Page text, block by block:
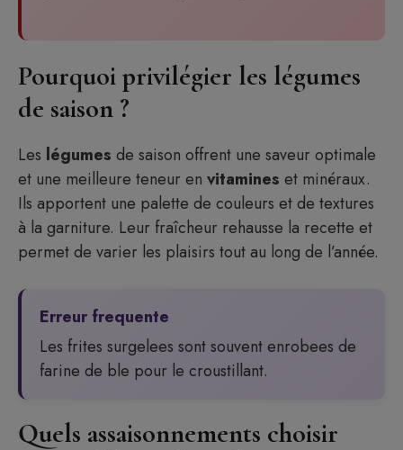
Pourquoi privilégier les légumes
de saison ?
Les légumes de saison offrent une saveur optimale
et une meilleure teneur en vitamines et minéraux.
Ils apportent une palette de couleurs et de textures
à la garniture. Leur fraîcheur rehausse la recette et
permet de varier les plaisirs tout au long de l’année.
Erreur frequente
Les frites surgelees sont souvent enrobees de
farine de ble pour le croustillant.
Quels assaisonnements choisir